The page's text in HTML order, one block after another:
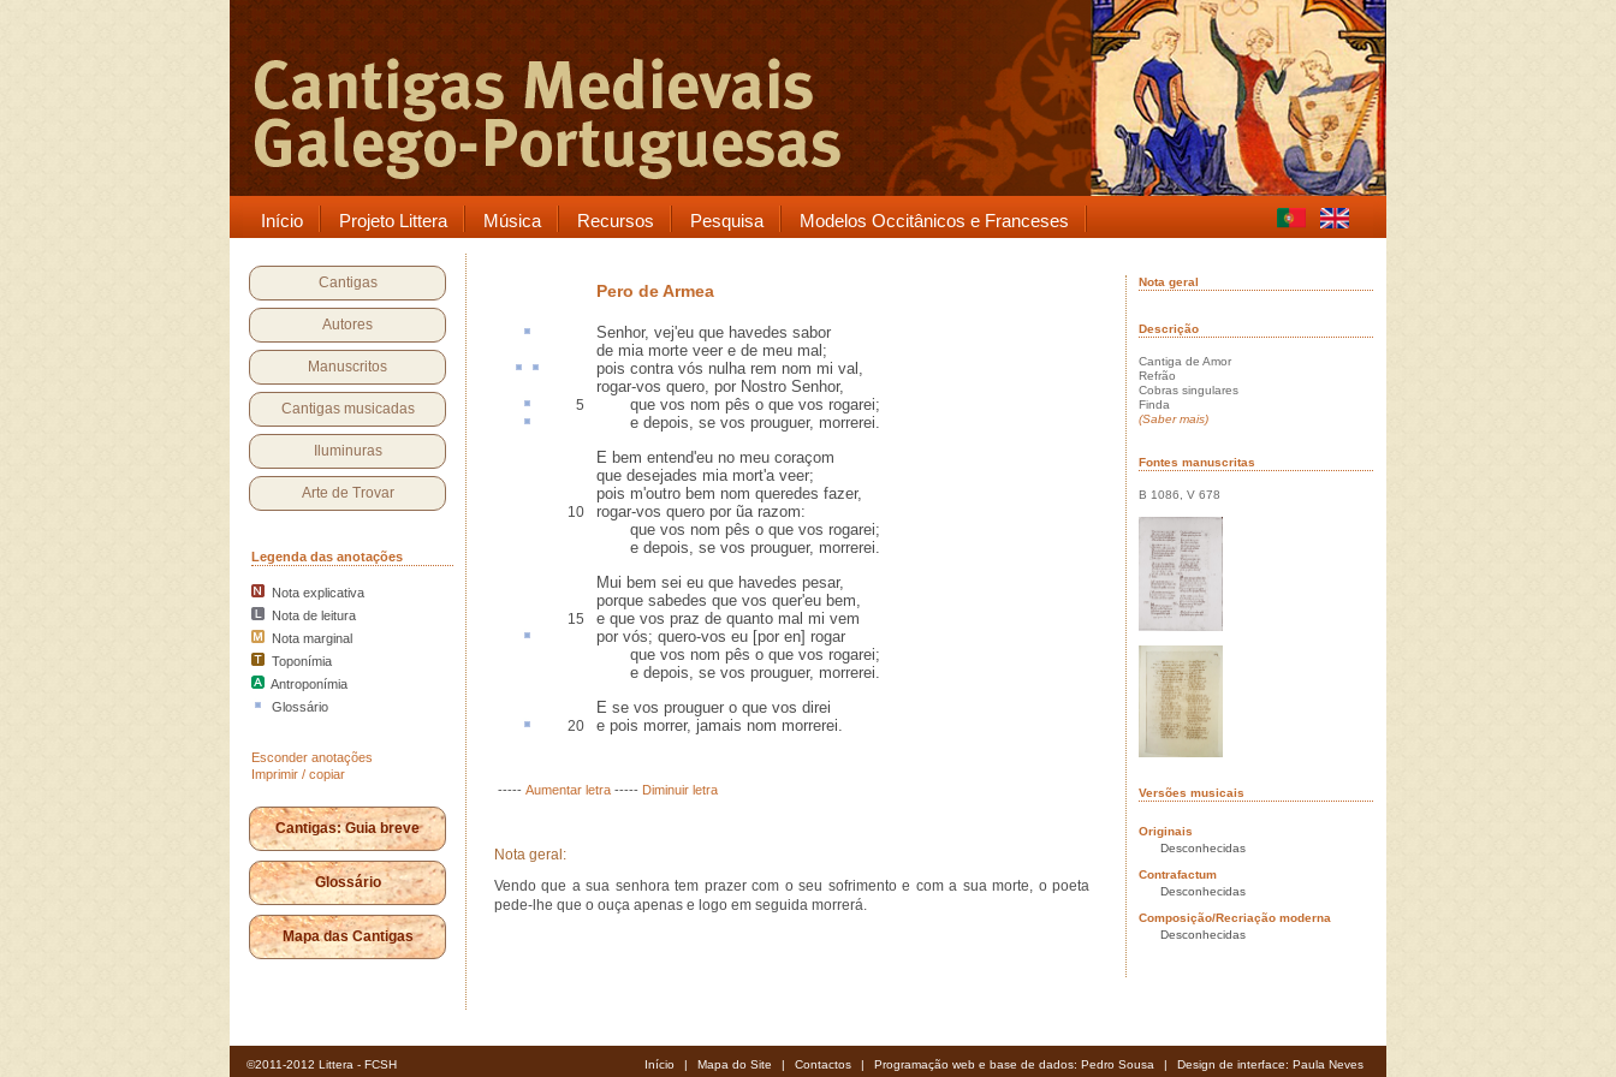
Início Projeto Littera Música Recursos Pesquisa Modelos Occitânicos e Franceses
Cantigas
Autores
Manuscritos
Cantigas musicadas
Iluminuras
Arte de Trovar
Legenda das anotações
Nota explicativa
Nota de leitura
Nota marginal
Toponímia
Antroponímia
Glossário
Esconder anotações
Imprimir / copiar
Cantigas: Guia breve
Glossário
Mapa das Cantigas
Pero de Armea
Senhor, vej'eu que havedes sabor
de mia morte veer e de meu mal;
pois contravós nulha rem nom mi val,
rogar-vos quero, por Nostro Senhor,
5 que vos nom pês o que vos rogarei;
e depois, se vos prouguer, morrerei.
E bem entend'eu no meu coraçom
que desejades mia mort'a veer;
pois m'outro bem nom queredes fazer,
10
rogar-vos quero por ũa razom:
que vos nom pês o que vos rogarei;
e depois, se vos prouguer, morrerei.
Mui bem sei eu que havedes pesar,
porque sabedes que vos quer'eu bem,
15
e que vos praz de quanto mal mi vem
por vós; quero-vos eu [por en] rogar
que vos nom pês o que vos rogarei;
e depois, se vos prouguer, morrerei.
E se vos prouguer o que vos direi
20 e pois morrer, jamais nom morrerei.
----- Aumentar letra ----- Diminuir letra
Nota geral:
Vendo que a sua senhora tem prazer com o seu sofrimento e com a sua morte, o poeta
pede-lhe que o ouça apenas e logo em seguida morrerá.
Nota geral
Descrição
Cantiga de Amor
Refrão
Cobras singulares
Finda
(Saber mais)
Fontes manuscritas
B 1086, V 678
Versões musicais
Originais
Desconhecidas
Contrafactum
Desconhecidas
Composição/Recriação moderna
Desconhecidas
©2011-2012 Littera - FCSH Início | Mapa do Site | Contactos | Programação web e base de dados: Pedro Sousa | Design de interface: Paula Neves